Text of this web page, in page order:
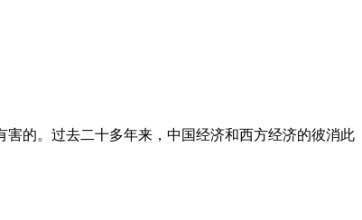
的。过去二十多年来，中国经济和西方经济的彼消此